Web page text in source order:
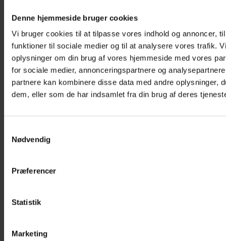
Denne hjemmeside bruger cookies
Vi bruger cookies til at tilpasse vores indhold og annoncer,
funktioner til sociale medier og til at analysere vores trafik.
oplysninger om din brug af vores hjemmeside med vores
for sociale medier, annonceringspartnere og
partnere kan kombinere disse data med andre oplysninger,
dem, eller som de har indsamlet fra din brug af deres
Nødvendig
Præferencer
Statistik
Marketing